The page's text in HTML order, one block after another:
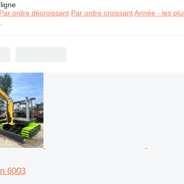
Matériel de TP Wacker Neuson
Par ordre décroissant Par ordre croissant Année - les
6003